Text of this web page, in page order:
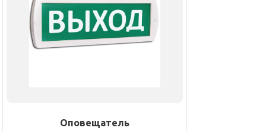
Оповещатель